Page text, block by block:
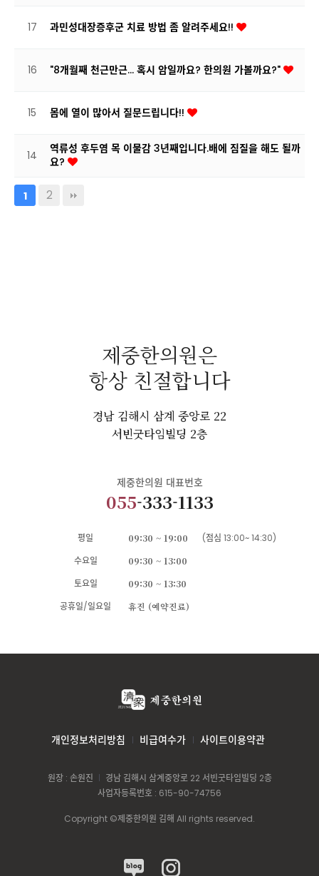
17 과민성대장증후군 치료 방법 좀 알려주세요!!
16 "8개월째 천근만근... 혹시 암일까요? 한의원 가볼까요?"
15 몸에 열이 많아서 질문드립니다!!
14
역류성 후두염 목 이물감 3년째입니다.배에 짐질을 해도 될까
요?
1 2
제중한의원은
항상 친절합니다
경남 김해시 삼계 중앙로 22
서빈굿타임빌딩 2층
제중한의원 대표번호
055-333-1133
평일 09:30 ~ 19:00
(점심 13:00~ 14:30)
수요일
09:30 ~ 13:00
토요일
09:30 ~ 13:30
공휴일/일요일
휴진 (예약진료)
개인정보처리방침 비급여수가 사이트이용약관
원장 : 손원진
경남 김해시 삼계중앙로 22 서빈굿타임빌딩 2층
사업자등록번호 : 615-90-74756
Copyright ©제중한의원 김해 All rights reserved.